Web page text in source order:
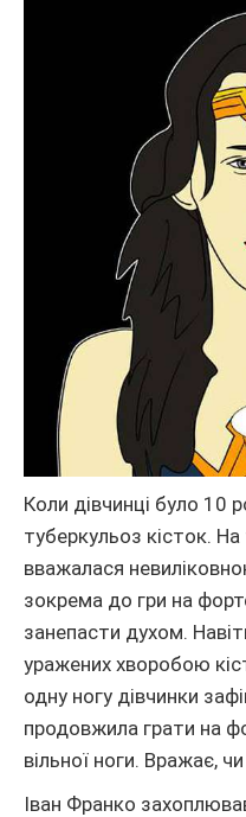
Коли дівчинці було 10
туберкульоз кісток.
вважалася
зокрема до гри на
занепасти духом.
уражених хворобою
одну ногу дівчинки
продовжила грати на
вільної ноги. Вражає,
Іван Франко